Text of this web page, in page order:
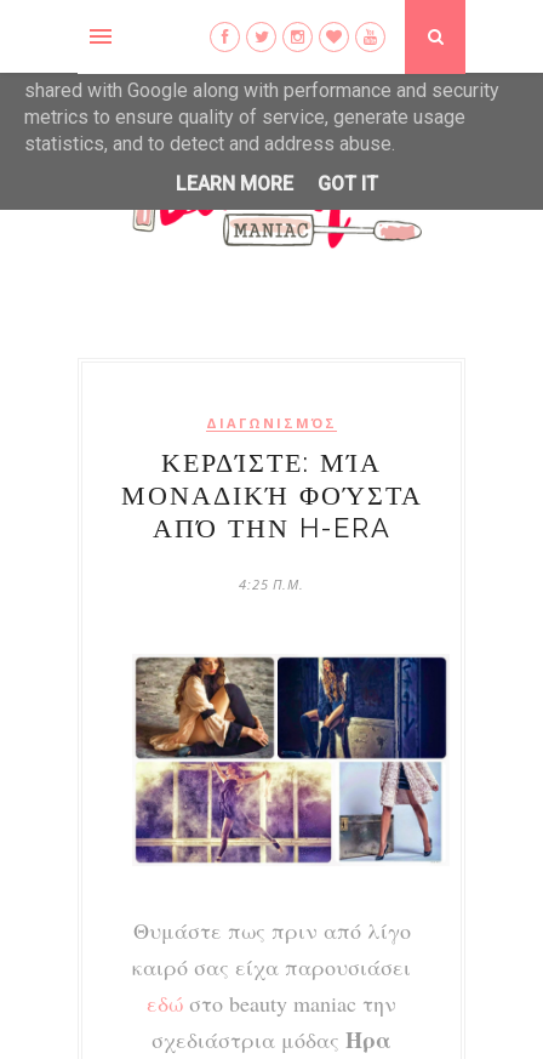
ΔΙΑΓΩΝΙΣΜΌΣ
ΚΕΡΔΊΣΤΕ: ΜΊΑ
ΜΟΝΑΔΙΚΉ ΦΟΎΣΤΑ
ΑΠΌ ΤΗΝ H-ERA
4:25 Π.Μ.
Θυμάστε πως πριν από λίγο
καιρό σας είχα παρουσιάσει
εδώ στο beauty maniac την
σχεδιάστρια μόδας Ήρα
This site uses cookies from Google to deliver its services
shared with Google along with performance and security
metrics to ensure quality of service, generate usage
statistics, and to detect and address abuse.
LEARN MORE
GOT IT